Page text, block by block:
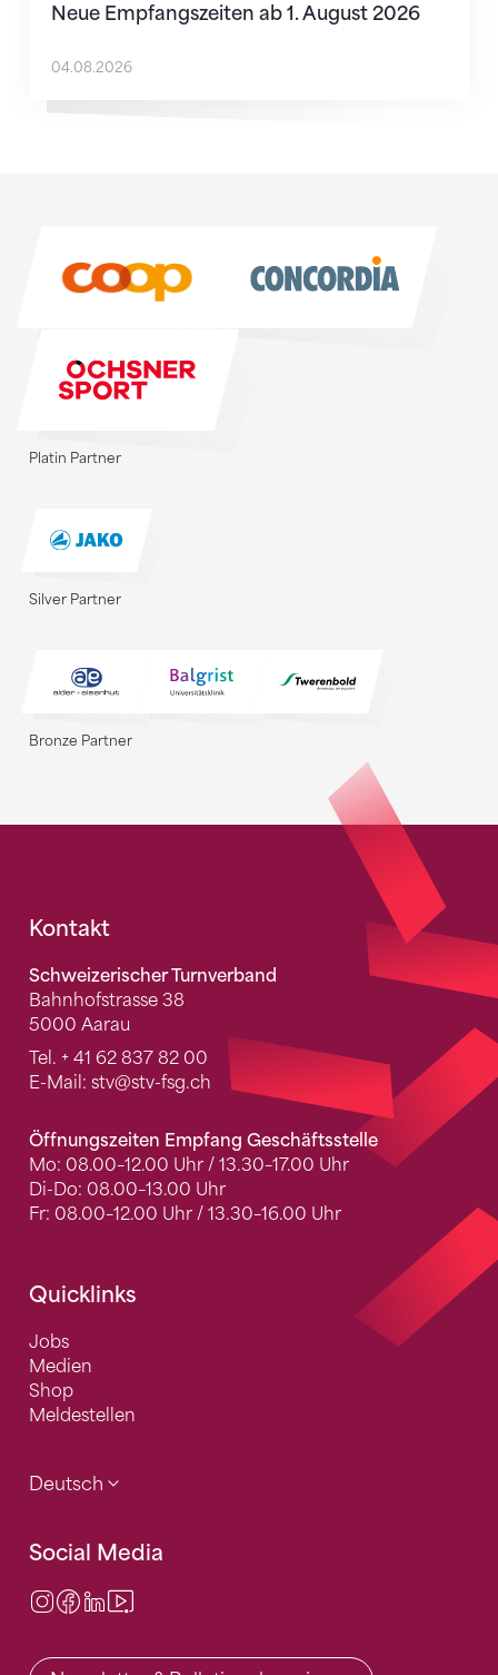
Neue Empfangszeiten ab 1. August 2026
04.08.2026
Platin Partner
Silver Partner
Bronze Partner
Fusszeile
Kontakt
Schweizerischer Turnverband
Bahnhofstrasse 38
5000 Aarau
Tel. + 41 62 837 82 00
E-Mail: stv@stv-fsg.ch
Öffnungszeiten Empfang Geschäftsstelle
Mo: 08.00–12.00 Uhr / 13.30–17.00 Uhr
Di-Do: 08.00–13.00 Uhr
Fr: 08.00–12.00 Uhr / 13.30–16.00 Uhr
Quicklinks
Jobs
Medien
Shop
Meldestellen
Deutsch
Social Media
Instagram
Facebook
LinkedIn